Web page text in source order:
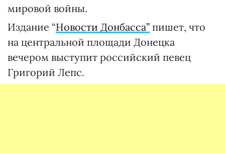
мировой войны.
Издание “Новости Донбасса” пишет, что
на центральной площади Донецка
вечером выступит российский певец
Григорий Лепс.